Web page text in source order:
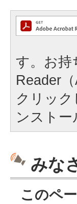
す。お持
Reader
クリッ
ンストー
みな
このペ